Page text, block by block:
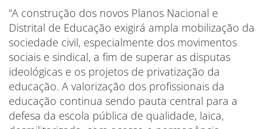
“A construção dos novos Planos Nacional e
Distrital de Educação exigirá ampla mobilização da
sociedade civil, especialmente dos movimentos
sociais e sindical, a fim de superar as disputas
ideológicas e os projetos de privatização da
educação. A valorização dos profissionais da
educação continua sendo pauta central para a
defesa da escola pública de qualidade, laica,